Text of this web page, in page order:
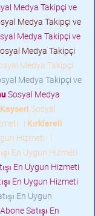
Medya Takipçi ve
Medya Takipçi ve
Medya Takipçi ve
Medya Takipçi
Medya Takipçi
Medya Takipçi ve
Sosyal Medya
Kayseri Sosyal
| Kırklareli
Hizmeti |
En Uygun Hizmeti
En Uygun Hizmeti
En Uygun Hizmeti
En Uygun
Satışı En